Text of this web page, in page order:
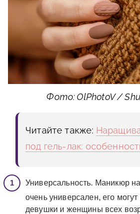
Фото: OlPhotoV /
Читайте также:
под гель-лак:
Универсальность. Маникюр на
очень универсален, его
девушки и женщины всех